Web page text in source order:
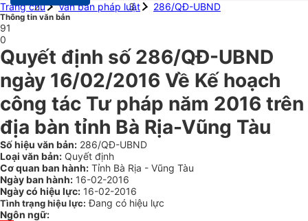
Trang chủ
Văn bản pháp luật 286/QĐ-UBND
Thông tin văn bản
91
0
Quyết định số 286/QĐ-UBND
ngày 16/02/2016 Về Kế hoạch
công tác Tư pháp năm 2016 trên
địa bàn tỉnh Bà Rịa-Vũng Tàu
Số hiệu văn bản: 286/QĐ-UBND
Loại văn bản: Quyết định
Cơ quan ban hành: Tỉnh Bà Rịa - Vũng Tàu
Ngày ban hành: 16-02-2016
Ngày có hiệu lực: 16-02-2016
Tình trạng hiệu lực: Đang có hiệu lực
Ngôn ngữ: